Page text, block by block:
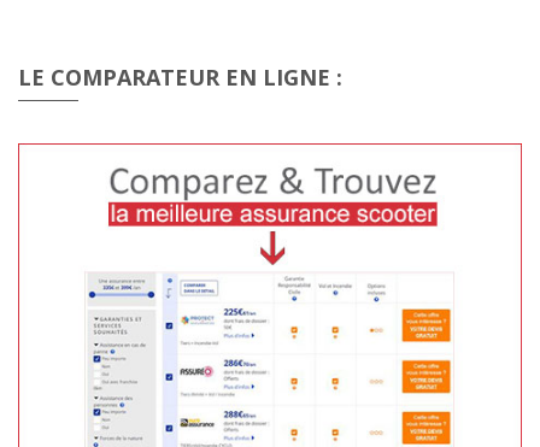
LE COMPARATEUR EN LIGNE :